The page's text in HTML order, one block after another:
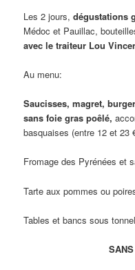
Les 2 jours,dégustations
Médoc et Pauillac,
avec le traiteur Lou
Au menu:
Saucisses, magret,
sans foie gras poêlé,
basquaises (entre 12 et 23
Fromage des Pyrénées et
Tarte aux pommes ou
Tables et bancs sous